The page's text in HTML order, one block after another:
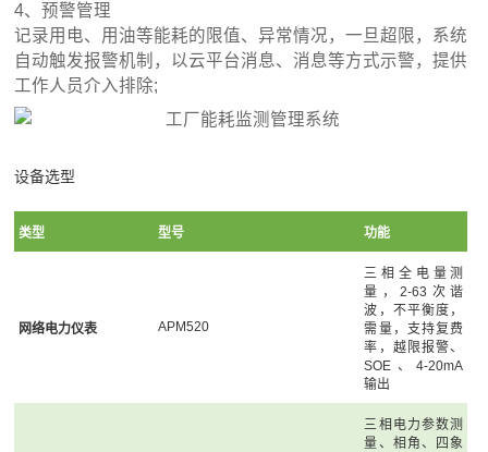
4、预警管理
记录用电、用油等能耗的限值、异常情况，一旦超限，系统
自动触发报警机制，以云平台消息、消息等方式示警，提供
工作人员介入排除;
设备选型
类型 型号 功能
网络电力仪表 APM520
三相全电量测
量，2-63次谐
波，不平衡度，
需量，支持复费
率，越限报警、
SOE、4-20mA
输出
三相电力参数测
量、相角、四象